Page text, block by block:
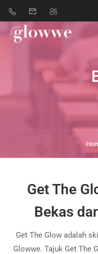
Get The
Bekas
Get The Glow adalah
Glowwe. Tajuk Get The